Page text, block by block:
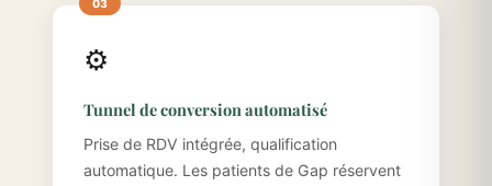
⚙️
Tunnel de conversion automatisé
Prise de RDV intégrée, qualification
automatique. Les patients de Gap réservent